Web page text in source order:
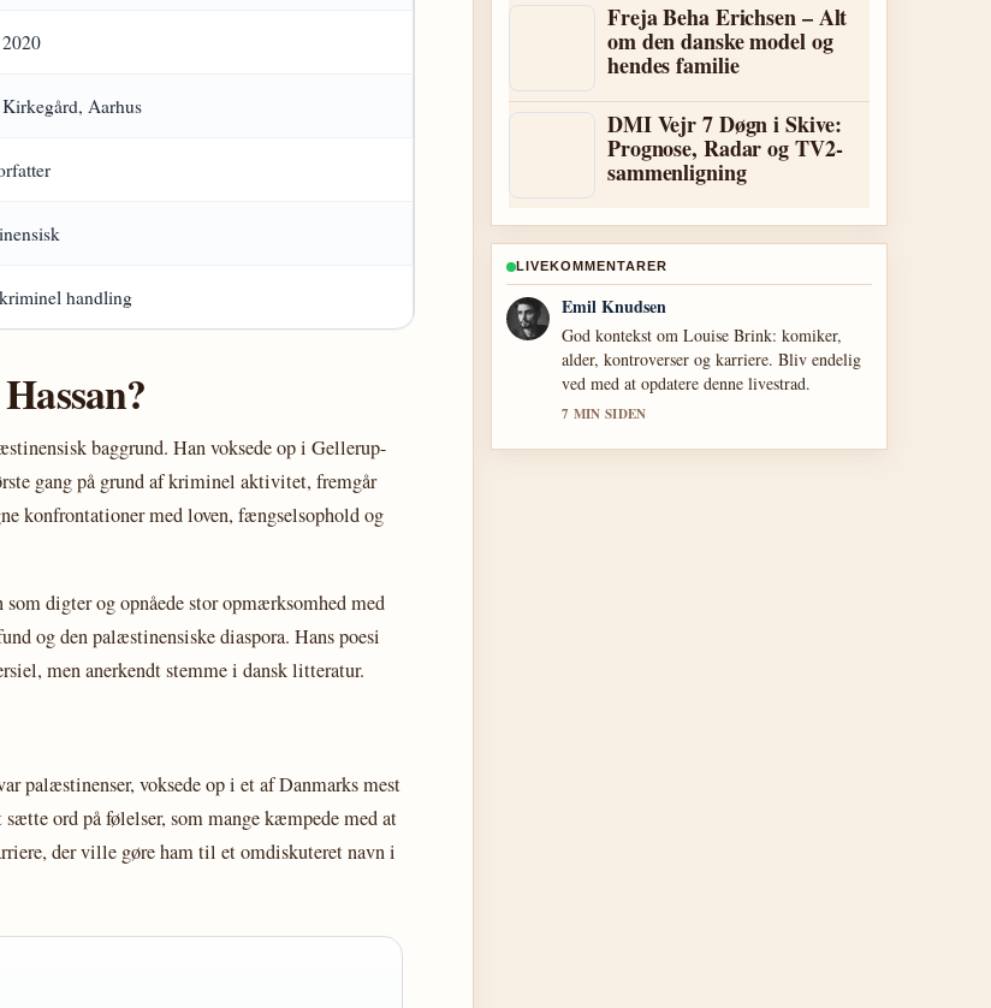
Aarhus
handling
baggrund. Han voksede op i Gellerup-
gang på grund af kriminel aktivitet, fremgår
konfrontationer med loven, fængselsophold og
digter og opnåede stor opmærksomhed med
og den palæstinensiske diaspora. Hans poesi
men anerkendt stemme i dansk litteratur.
palæstinenser, voksede op i et af Danmarks mest
ord på følelser, som mange kæmpede med at
der ville gøre ham til et omdiskuteret navn i
Freja Beha Erichsen – Alt
om den danske model og
hendes familie
DMI Vejr 7 Døgn i Skive:
Prognose, Radar og TV2-
sammenligning
LIVEKOMMENTARER
Freja Jensen
Daekningen af Selma Lagerlöf: Biografi,
vigtigste værker og sygdom virker solid og
nem at folge.
9 MIN SIDEN